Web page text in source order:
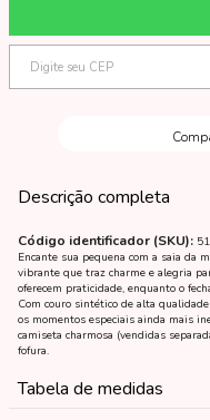
Descrição completa
Código identificador (SKU):
Encante sua pequena com a saia da
vibrante que traz charme e alegria
oferecem praticidade, enquanto o
Com couro sintético de alta
os momentos especiais ainda mais
camiseta charmosa (vendidas
fofura.
Tabela de medidas